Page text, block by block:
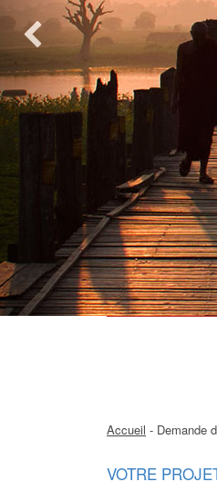
Précédent
Accueil - Demande
VOTRE